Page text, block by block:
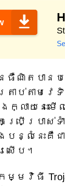
តបានបង្ក
ត្រាប់តាម
ាយនេះម
ប្រាស់ទាំ
បន្លំនេះ
ើប។
មវិធី